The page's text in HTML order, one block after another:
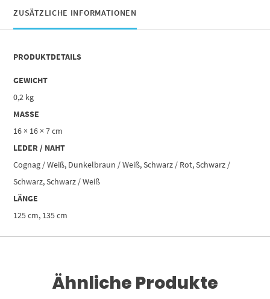
ZUSÄTZLICHE INFORMATIONEN
PRODUKTDETAILS
GEWICHT
0,2 kg
MASSE
16 × 16 × 7 cm
LEDER / NAHT
Cognag / Weiß, Dunkelbraun / Weiß, Schwarz / Rot, Schwarz /
Schwarz, Schwarz / Weiß
LÄNGE
125 cm, 135 cm
Ähnliche Produkte